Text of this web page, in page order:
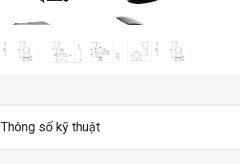
Thông số kỹ thuật